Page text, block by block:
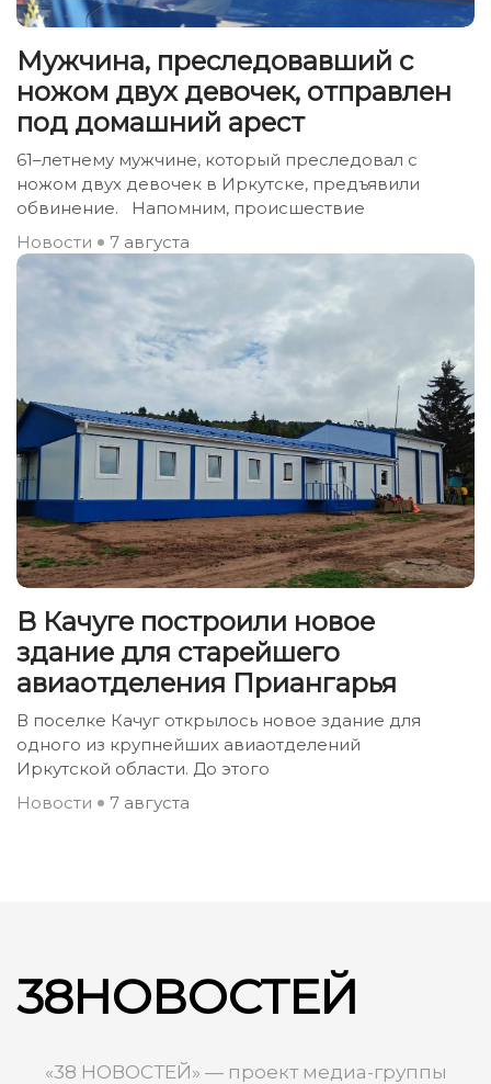
Мужчина, преследовавший с
ножом двух девочек, отправлен
под домашний арест
61–летнему мужчине, который преследовал с
ножом двух девочек в Иркутске, предъявили
обвинение. Напомним, происшествие
Новости
7 августа
В Качуге построили новое
здание для старейшего
авиаотделения Приангарья
В поселке Качуг открылось новое здание для
одного из крупнейших авиаотделений
Иркутской области. До этого
Новости
7 августа
38НОВОСТЕЙ
«38 НОВОСТЕЙ» — проект медиа-группы